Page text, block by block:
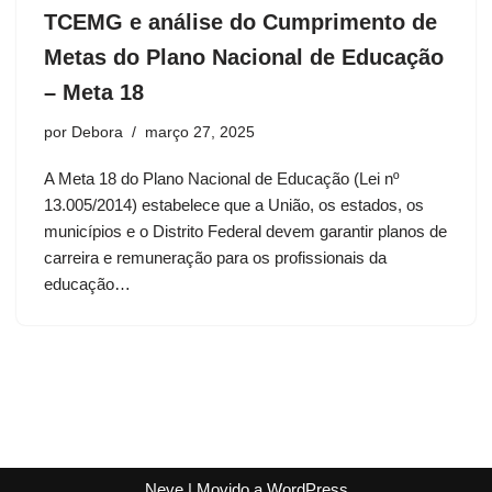
TCEMG e análise do Cumprimento de
Metas do Plano Nacional de Educação
– Meta 18
por Debora março 27, 2025
A Meta 18 do Plano Nacional de Educação (Lei nº
13.005/2014) estabelece que a União, os estados, os
municípios e o Distrito Federal devem garantir planos de
carreira e remuneração para os profissionais da
educação…